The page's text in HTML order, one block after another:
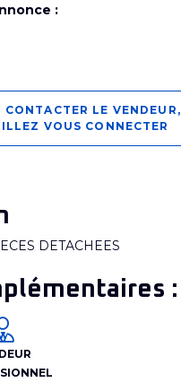
:
CONTACTER LE VENDEUR,
VOUS CONNECTER
DETACHEES
: